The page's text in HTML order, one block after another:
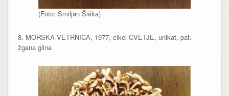
(Foto: Smiljan Šiška)
8. MORSKA VETRNICA, 1977, cikel CVETJE, unikat, pat.
žgana glina